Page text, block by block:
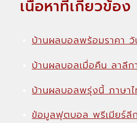
เนื้อหาที่เกี่ยวข้อง
บ้านผลบอลพร้อมราคา
บ้านผลบอลเมื่อคืน ลาลีก
บ้านผลบอลพรุ่งนี้ ภาษา
ข้อมูลฟุตบอล พรีเมียร์